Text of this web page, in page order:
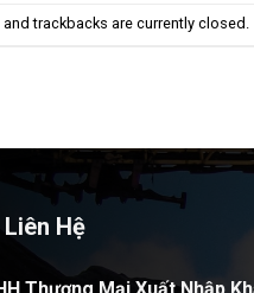
trackbacks are currently closed.
Hệ